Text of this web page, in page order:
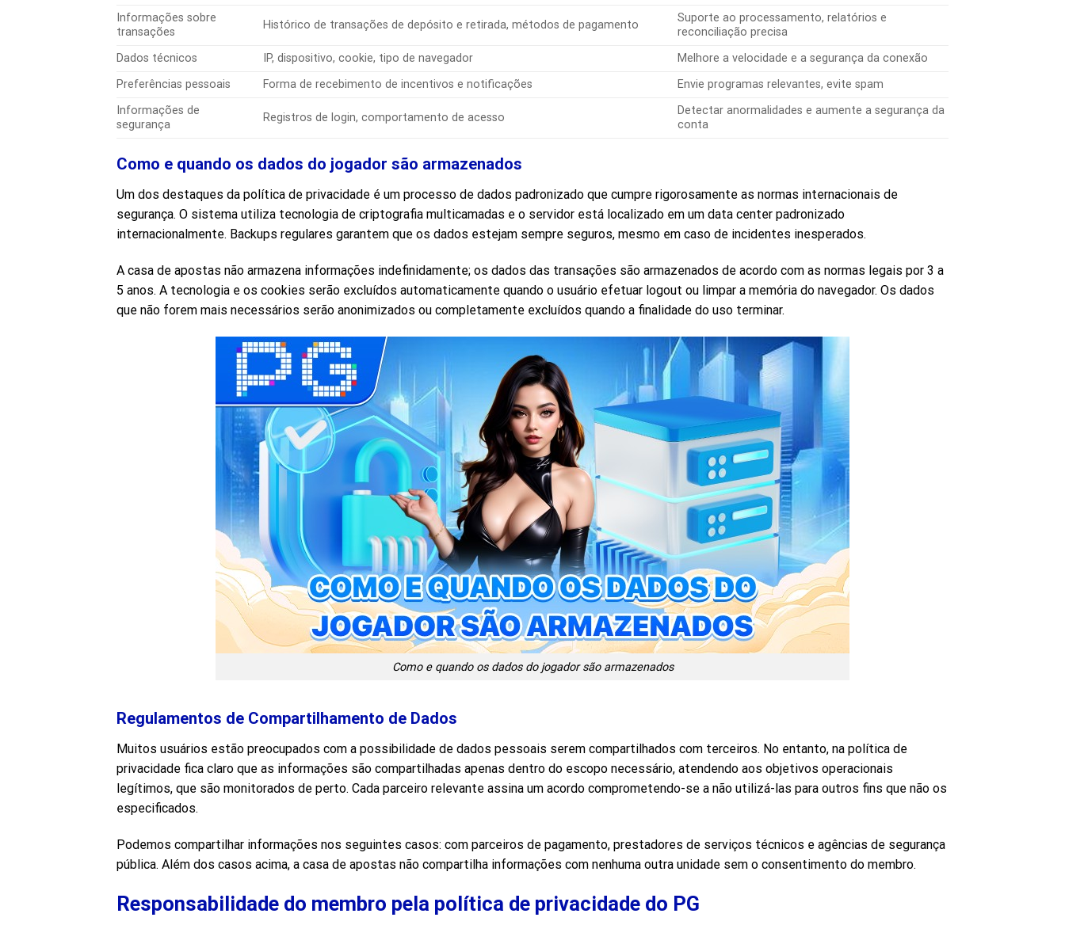
Informações sobre
transações
Histórico de transações de depósito e retirada, métodos de pagamento
Suporte ao processamento, relatórios e
reconciliação precisa
Dados técnicos
IP, dispositivo, cookie, tipo de navegador
Melhore a velocidade e a segurança da conexão
Preferências pessoais
Forma de recebimento de incentivos e notificações
Envie programas relevantes, evite spam
Informações de
segurança
Registros de login, comportamento de acesso
Detectar anormalidades e aumente a segurança da
conta
Como e quando os dados do jogador são armazenados
Um dos destaques da política de privacidade é um processo de dados padronizado que cumpre rigorosamente as normas internacionais de
segurança. O sistema utiliza tecnologia de criptografia multicamadas e o servidor está localizado em um data center padronizado
internacionalmente. Backups regulares garantem que os dados estejam sempre seguros, mesmo em caso de incidentes inesperados.
A casa de apostas não armazena informações indefinidamente; os dados das transações são armazenados de acordo com as normas legais por 3 a
5 anos. A tecnologia e os cookies serão excluídos automaticamente quando o usuário efetuar logout ou limpar a memória do navegador. Os dados
que não forem mais necessários serão anonimizados ou completamente excluídos quando a finalidade do uso terminar.
Como e quando os dados do jogador são armazenados
Regulamentos de Compartilhamento de Dados
Muitos usuários estão preocupados com a possibilidade de dados pessoais serem compartilhados com terceiros. No entanto, na política de
privacidade fica claro que as informações são compartilhadas apenas dentro do escopo necessário, atendendo aos objetivos operacionais
legítimos, que são monitorados de perto. Cada parceiro relevante assina um acordo comprometendo-se a não utilizá-las para outros fins que não os
especificados.
Podemos compartilhar informações nos seguintes casos: com parceiros de pagamento, prestadores de serviços técnicos e agências de segurança
pública. Além dos casos acima, a casa de apostas não compartilha informações com nenhuma outra unidade sem o consentimento do membro.
Responsabilidade do membro pela política de privacidade do PG